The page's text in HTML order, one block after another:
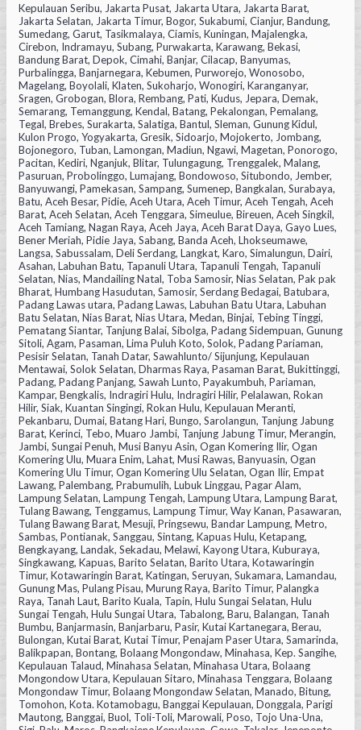
Kepulauan Seribu, Jakarta Pusat, Jakarta Utara, Jakarta Barat,
Jakarta Selatan, Jakarta Timur, Bogor, Sukabumi, Cianjur, Bandung,
Sumedang, Garut, Tasikmalaya, Ciamis, Kuningan, Majalengka,
Cirebon, Indramayu, Subang, Purwakarta, Karawang, Bekasi,
Bandung Barat, Depok, Cimahi, Banjar, Cilacap, Banyumas,
Purbalingga, Banjarnegara, Kebumen, Purworejo, Wonosobo,
Magelang, Boyolali, Klaten, Sukoharjo, Wonogiri, Karanganyar,
Sragen, Grobogan, Blora, Rembang, Pati, Kudus, Jepara, Demak,
Semarang, Temanggung, Kendal, Batang, Pekalongan, Pemalang,
Tegal, Brebes, Surakarta, Salatiga, Bantul, Sleman, Gunung Kidul,
Kulon Progo, Yogyakarta, Gresik, Sidoarjo, Mojokerto, Jombang,
Bojonegoro, Tuban, Lamongan, Madiun, Ngawi, Magetan, Ponorogo,
Pacitan, Kediri, Nganjuk, Blitar, Tulungagung, Trenggalek, Malang,
Pasuruan, Probolinggo, Lumajang, Bondowoso, Situbondo, Jember,
Banyuwangi, Pamekasan, Sampang, Sumenep, Bangkalan, Surabaya,
Batu, Aceh Besar, Pidie, Aceh Utara, Aceh Timur, Aceh Tengah, Aceh
Barat, Aceh Selatan, Aceh Tenggara, Simeulue, Bireuen, Aceh Singkil,
Aceh Tamiang, Nagan Raya, Aceh Jaya, Aceh Barat Daya, Gayo Lues,
Bener Meriah, Pidie Jaya, Sabang, Banda Aceh, Lhokseumawe,
Langsa, Sabussalam, Deli Serdang, Langkat, Karo, Simalungun, Dairi,
Asahan, Labuhan Batu, Tapanuli Utara, Tapanuli Tengah, Tapanuli
Selatan, Nias, Mandailing Natal, Toba Samosir, Nias Selatan, Pak pak
Bharat, Humbang Hasudutan, Samosir, Serdang Bedagai, Batubara,
Padang Lawas utara, Padang Lawas, Labuhan Batu Utara, Labuhan
Batu Selatan, Nias Barat, Nias Utara, Medan, Binjai, Tebing Tinggi,
Pematang Siantar, Tanjung Balai, Sibolga, Padang Sidempuan, Gunung
Sitoli, Agam, Pasaman, Lima Puluh Koto, Solok, Padang Pariaman,
Pesisir Selatan, Tanah Datar, Sawahlunto/ Sijunjung, Kepulauan
Mentawai, Solok Selatan, Dharmas Raya, Pasaman Barat, Bukittinggi,
Padang, Padang Panjang, Sawah Lunto, Payakumbuh, Pariaman,
Kampar, Bengkalis, Indragiri Hulu, Indragiri Hilir, Pelalawan, Rokan
Hilir, Siak, Kuantan Singingi, Rokan Hulu, Kepulauan Meranti,
Pekanbaru, Dumai, Batang Hari, Bungo, Sarolangun, Tanjung Jabung
Barat, Kerinci, Tebo, Muaro Jambi, Tanjung Jabung Timur, Merangin,
Jambi, Sungai Penuh, Musi Banyu Asin, Ogan Komering Ilir, Ogan
Komering Ulu, Muara Enim, Lahat, Musi Rawas, Banyuasin, Ogan
Komering Ulu Timur, Ogan Komering Ulu Selatan, Ogan Ilir, Empat
Lawang, Palembang, Prabumulih, Lubuk Linggau, Pagar Alam,
Lampung Selatan, Lampung Tengah, Lampung Utara, Lampung Barat,
Tulang Bawang, Tenggamus, Lampung Timur, Way Kanan, Pasawaran,
Tulang Bawang Barat, Mesuji, Pringsewu, Bandar Lampung, Metro,
Sambas, Pontianak, Sanggau, Sintang, Kapuas Hulu, Ketapang,
Bengkayang, Landak, Sekadau, Melawi, Kayong Utara, Kuburaya,
Singkawang, Kapuas, Barito Selatan, Barito Utara, Kotawaringin
Timur, Kotawaringin Barat, Katingan, Seruyan, Sukamara, Lamandau,
Gunung Mas, Pulang Pisau, Murung Raya, Barito Timur, Palangka
Raya, Tanah Laut, Barito Kuala, Tapin, Hulu Sungai Selatan, Hulu
Sungai Tengah, Hulu Sungai Utara, Tabalong, Baru, Balangan, Tanah
Bumbu, Banjarmasin, Banjarbaru, Pasir, Kutai Kartanegara, Berau,
Bulongan, Kutai Barat, Kutai Timur, Penajam Paser Utara, Samarinda,
Balikpapan, Bontang, Bolaang Mongondaw, Minahasa, Kep. Sangihe,
Kepulauan Talaud, Minahasa Selatan, Minahasa Utara, Bolaang
Mongondow Utara, Kepulauan Sitaro, Minahasa Tenggara, Bolaang
Mongondaw Timur, Bolaang Mongondaw Selatan, Manado, Bitung,
Tomohon, Kota. Kotamobagu, Banggai Kepulauan, Donggala, Parigi
Mautong, Banggai, Buol, Toli-Toli, Marowali, Poso, Tojo Una-Una,